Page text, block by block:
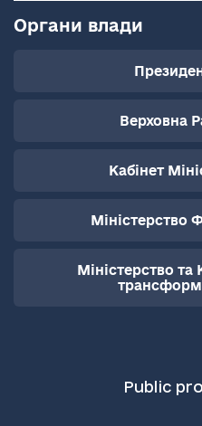
Органи влади
Верховна
Кабінет
Міністерство
Міністерство
Public